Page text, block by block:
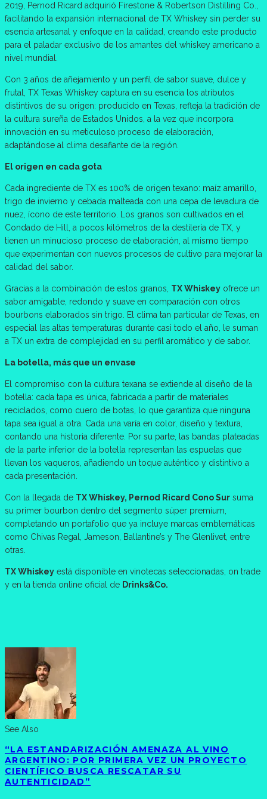
2019, Pernod Ricard adquirió Firestone & Robertson Distilling Co.,
facilitando la expansión internacional de TX Whiskey sin perder su
esencia artesanal y enfoque en la calidad, creando este producto
para el paladar exclusivo de los amantes del whiskey americano a
nivel mundial.
Con 3 años de añejamiento y un perfil de sabor suave, dulce y
frutal, TX Texas Whiskey captura en su esencia los atributos
distintivos de su origen: producido en Texas, refleja la tradición de
la cultura sureña de Estados Unidos, a la vez que incorpora
innovación en su meticuloso proceso de elaboración,
adaptándose al clima desafiante de la región.
El origen en cada gota
Cada ingrediente de TX es 100% de origen texano: maíz amarillo,
trigo de invierno y cebada malteada con una cepa de levadura de
nuez, ícono de este territorio. Los granos son cultivados en el
Condado de Hill, a pocos kilómetros de la destilería de TX, y
tienen un minucioso proceso de elaboración, al mismo tiempo
que experimentan con nuevos procesos de cultivo para mejorar la
calidad del sabor.
Gracias a la combinación de estos granos, TX Whiskey ofrece un
sabor amigable, redondo y suave en comparación con otros
bourbons elaborados sin trigo. El clima tan particular de Texas, en
especial las altas temperaturas durante casi todo el año, le suman
a TX un extra de complejidad en su perfil aromático y de sabor.
La botella, más que un envase
El compromiso con la cultura texana se extiende al diseño de la
botella: cada tapa es única, fabricada a partir de materiales
reciclados, como cuero de botas, lo que garantiza que ninguna
tapa sea igual a otra. Cada una varía en color, diseño y textura,
contando una historia diferente. Por su parte, las bandas plateadas
de la parte inferior de la botella representan las espuelas que
llevan los vaqueros, añadiendo un toque auténtico y distintivo a
cada presentación.
Con la llegada de TX Whiskey, Pernod Ricard Cono Sur suma
su primer bourbon dentro del segmento súper premium,
completando un portafolio que ya incluye marcas emblemáticas
como Chivas Regal, Jameson, Ballantine’s y The Glenlivet, entre
otras.
TX Whiskey está disponible en vinotecas seleccionadas, on trade
y en la tienda online oficial de Drinks&Co.
See Also
“LA ESTANDARIZACIÓN AMENAZA AL VINO
ARGENTINO: POR PRIMERA VEZ UN PROYECTO
CIENTÍFICO BUSCA RESCATAR SU
AUTENTICIDAD”